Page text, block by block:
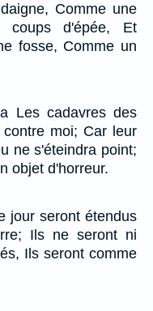
Comme une
d'épée, Et
fosse, Comme un
Les cadavres des
moi; Car leur
ne s'éteindra point;
objet d'horreur.
jour seront étendus
Ils ne seront ni
Ils seront comme